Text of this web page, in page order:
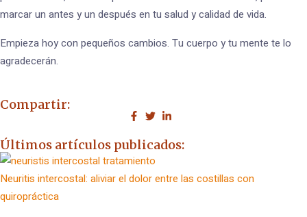
marcar un antes y un después en tu salud y calidad de vida.
Empieza hoy con pequeños cambios. Tu cuerpo y tu mente te lo
agradecerán.
Compartir:
Últimos artículos publicados:
Neuritis intercostal: aliviar el dolor entre las costillas con
quiropráctica